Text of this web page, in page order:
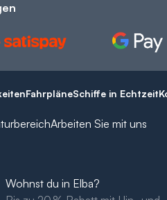
FahrpläneSchiffe in Echtzeit
Arbeiten Sie mit uns
Wohnst du in Elba?